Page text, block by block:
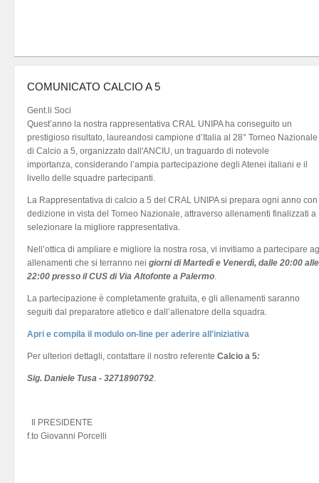
COMUNICATO CALCIO A 5
Gent.li Soci
Quest’anno la nostra rappresentativa CRAL UNIPA ha conseguito un
prestigioso risultato, laureandosi campione d’Italia al 28° Torneo Nazionale
di Calcio a 5, organizzato dall'ANCIU, un traguardo di notevole
importanza, considerando l’ampia partecipazione degli Atenei italiani e il
livello delle squadre partecipanti.
La Rappresentativa di calcio a 5 del CRAL UNIPA si prepara ogni anno con
dedizione in vista del Torneo Nazionale, attraverso allenamenti finalizzati a
selezionare la migliore rappresentativa.
Nell’ottica di ampliare e migliore la nostra rosa, vi invitiamo a partecipare
allenamenti che si terranno nei giorni di Martedì e Venerdì, dalle 20:00 alle
22:00 presso il CUS di Via Altofonte a Palermo.
La partecipazione è completamente gratuita, e gli allenamenti saranno
seguiti dal preparatore atletico e dall’allenatore della squadra.
Apri e compila il modulo on-line per aderire all'iniziativa
Per ulteriori dettagli, contattare il nostro referente Calcio a 5:
Sig. Daniele Tusa - 3271890792.
Il PRESIDENTE
f.to Giovanni Porcelli